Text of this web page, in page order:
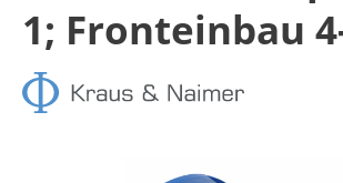
1; Fronteinbau
Bildergalerie überspringen